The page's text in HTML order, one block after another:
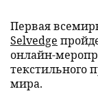
Первая
Selvedge
онлайн-
текстильного
мира.